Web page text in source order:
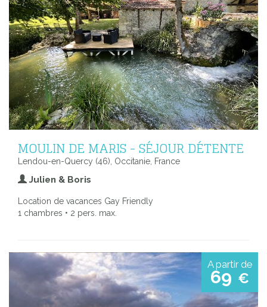
MOULIN DE MARIS - SÉJOUR DÉTENTE
Lendou-en-Quercy (46), Occitanie, France
Julien & Boris
Location de vacances Gay Friendly
1 chambres • 2 pers. max.
A partir de
69 €